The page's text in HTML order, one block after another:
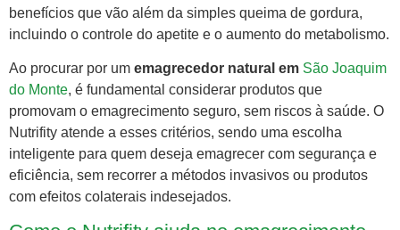
benefícios que vão além da simples queima de gordura,
incluindo o controle do apetite e o aumento do metabolismo.
Ao procurar por um emagrecedor natural em São Joaquim
do Monte, é fundamental considerar produtos que
promovam o emagrecimento seguro, sem riscos à saúde. O
Nutrifity atende a esses critérios, sendo uma escolha
inteligente para quem deseja emagrecer com segurança e
eficiência, sem recorrer a métodos invasivos ou produtos
com efeitos colaterais indesejados.